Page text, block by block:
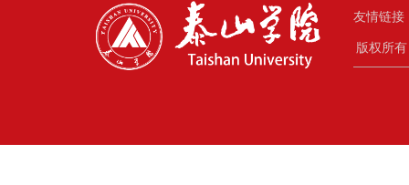
友情链接
版权所